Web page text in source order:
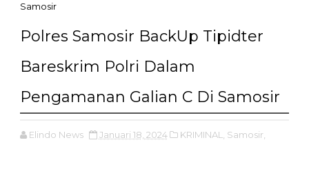
Samosir
Polres Samosir BackUp Tipidter
Bareskrim Polri Dalam
Pengamanan Galian C Di Samosir
Elindo News Januari 18, 2024 KRIMINAL, Samosir,